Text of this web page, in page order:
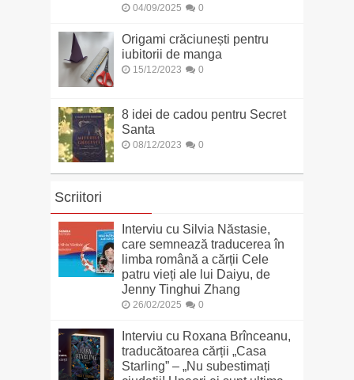
04/09/2025 0
Origami crăciunești pentru
iubitorii de manga
15/12/2023 0
8 idei de cadou pentru Secret
Santa
08/12/2023 0
Scriitori
Interviu cu Silvia Năstasie,
care semnează traducerea în
limba română a cărții Cele
patru vieți ale lui Daiyu, de
Jenny Tinghui Zhang
26/02/2025 0
Interviu cu Roxana Brînceanu,
traducătoarea cărții „Casa
Starling” – „Nu subestimați